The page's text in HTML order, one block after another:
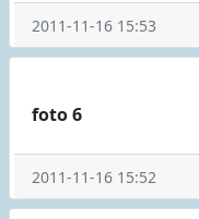
2011-11-16 15:53
foto 6
2011-11-16 15:52